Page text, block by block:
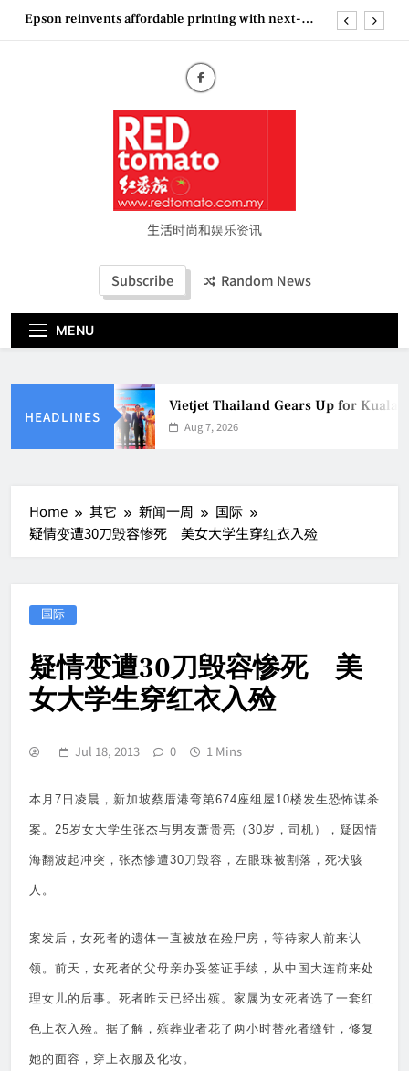
SkipEpson reinvents affordable printing with next-
“See Her Heal – 1,000 Untold Stories” 为马来西亚
妈妈提供分享剖腹产复原历程的空间
Vietjet Thailand Gears Up for Kuala Lumpur–
Bangkok Service Launch on9 October
Epson reinvents affordable printing with next-
generation EcoTank Series
Couture Fashion Week Malaysia 2026– Press
妈妈提供分享剖腹产复原历程的空间
生活时尚和娱乐资讯
Subscribe Random News
MENU
HEADLINES
Vietjet Thailand Gears Up for Kuala
Aug 7, 2026
Home 其它 新闻一周
国际
疑情变遭30刀毁容惨死 美女大学生穿红衣入殓
国际
疑情变遭30刀毁容惨死 美
女大学生穿红衣入殓
Jul 18, 2013 0 1 Mins
本月 7 日凌晨，新加坡蔡厝港弯第674座组屋 10楼发生恐怖谋杀
案。 25岁女大学生张杰与男友萧贵亮（ 30岁，司机），疑因情
海翻波起冲突，张杰惨遭30刀毁容，左眼珠被割落，死状骇
人。
案发后，女死者的遗体一直被放在殓尸房，等待家人前来认
领。前天，女死者的父母亲办妥签证手续，从中国大连前来处
理女儿的后事。死者昨天已经出殡。家属为女死者选了一套红
色上衣入殓。据了解，殡葬业者花了两小时替死者缝针，修复
她的面容，穿上衣服及化妆。